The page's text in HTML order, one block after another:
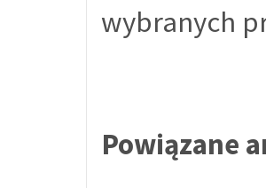
wybranych
Powiązane